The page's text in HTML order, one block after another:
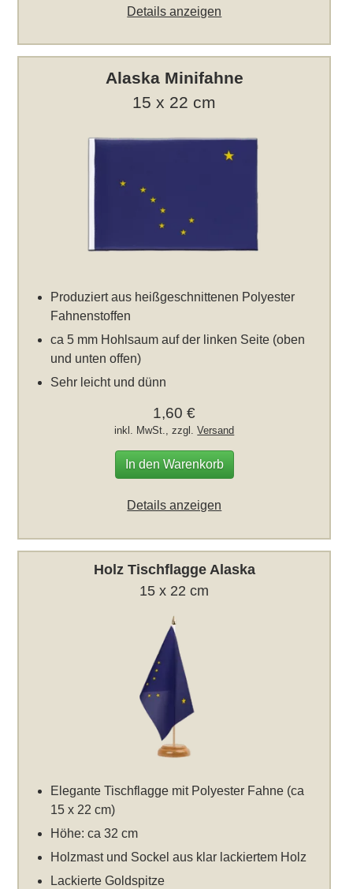
Details anzeigen
Alaska Minifahne
15 x 22 cm
Produziert aus heißgeschnittenen Polyester
Fahnenstoffen
ca 5 mm Hohlsaum auf der linken Seite (oben
und unten offen)
Sehr leicht und dünn
1,60 €
inkl. MwSt., zzgl.Versand
In den Warenkorb
Details anzeigen
Holz Tischflagge Alaska
15 x 22 cm
Elegante Tischflagge mit Polyester Fahne (ca
15 x 22 cm)
Höhe: ca 32 cm
Holzmast und Sockel aus klar lackiertem Holz
Lackierte Goldspitze